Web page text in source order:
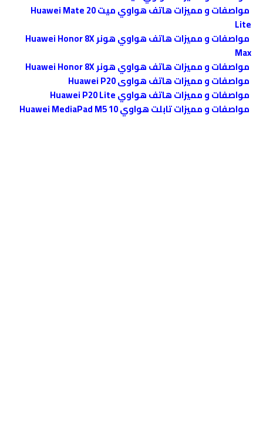
مواصفات و مميزات هاتف هواوي ميت Huawei Mate 20
Lite
مواصفات و مميزات هاتف هواوي هونر Huawei Honor 8X
Max
مواصفات و مميزات هاتف هواوي هونر Huawei Honor 8X
مواصفات و مميزات هاتف هواوى Huawei P20
مواصفات و مميزات هاتف هواوي Huawei P20 Lite
مواصفات و مميزات تابلت هواوي Huawei MediaPad M5 10